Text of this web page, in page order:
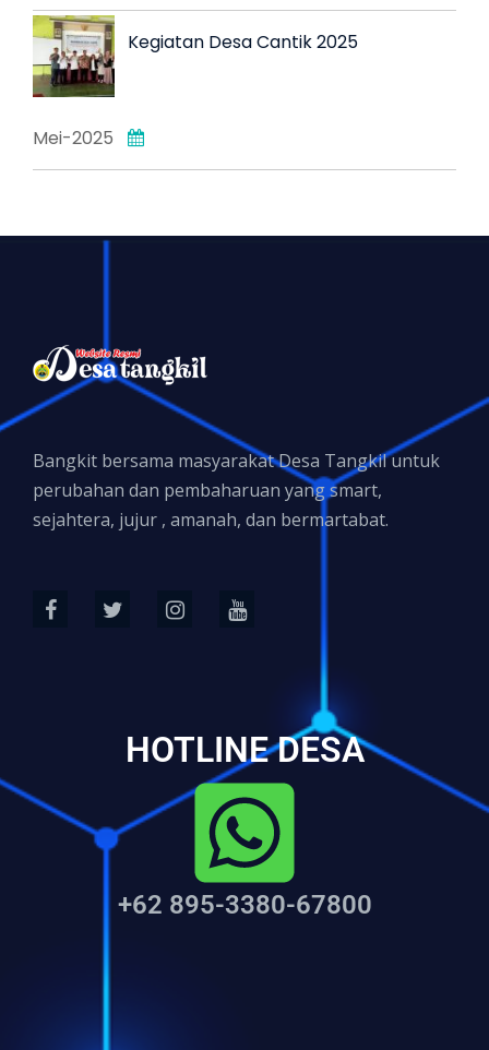
Kegiatan Desa Cantik 2025
Mei-2025
Bangkit bersama masyarakat Desa Tangkil untuk
perubahan dan pembaharuan yang smart,
sejahtera, jujur , amanah, dan bermartabat.
HOTLINE DESA
+62 895-3380-67800